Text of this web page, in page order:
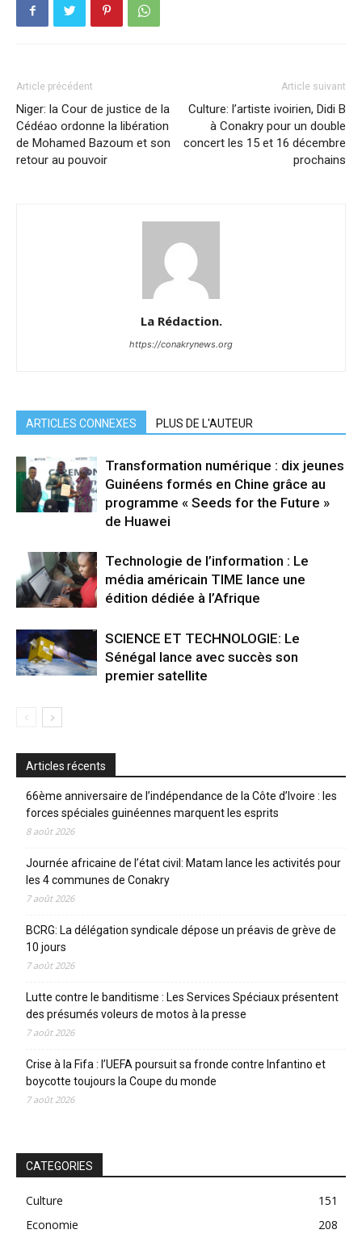
Article précédent
Niger: la Cour de justice de la
Cédéao ordonne la libération
de Mohamed Bazoum et son
retour au pouvoir
Article suivant
Culture: l’artiste ivoirien, Didi B
à Conakry pour un double
concert les 15 et 16 décembre
prochains
La Rédaction.
https://conakrynews.org
ARTICLES CONNEXES PLUS DE L'AUTEUR
Transformation numérique : dix jeunes
Guinéens formés en Chine grâce au
programme « Seeds for the Future »
de Huawei
Technologie de l’information : Le
média américain TIME lance une
édition dédiée à l’Afrique
SCIENCE ET TECHNOLOGIE: Le
Sénégal lance avec succès son
premier satellite
Articles récents
66ème anniversaire de l’indépendance de la Côte d’Ivoire : les
forces spéciales guinéennes marquent les esprits
8 août 2026
Journée africaine de l’état civil: Matam lance les activités pour
les 4 communes de Conakry
7 août 2026
BCRG: La délégation syndicale dépose un préavis de grève de
10 jours
7 août 2026
Lutte contre le banditisme : Les Services Spéciaux présentent
des présumés voleurs de motos à la presse
7 août 2026
Crise à la Fifa : l’UEFA poursuit sa fronde contre Infantino et
boycotte toujours la Coupe du monde
7 août 2026
CATEGORIES
Culture
151
Economie
208